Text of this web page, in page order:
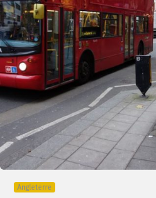
Angleterre